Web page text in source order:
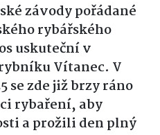
závody pořádané
rybářského
uskuteční v
Vítanec. V
se zde již brzy ráno
rybaření, aby
a prožili den plný